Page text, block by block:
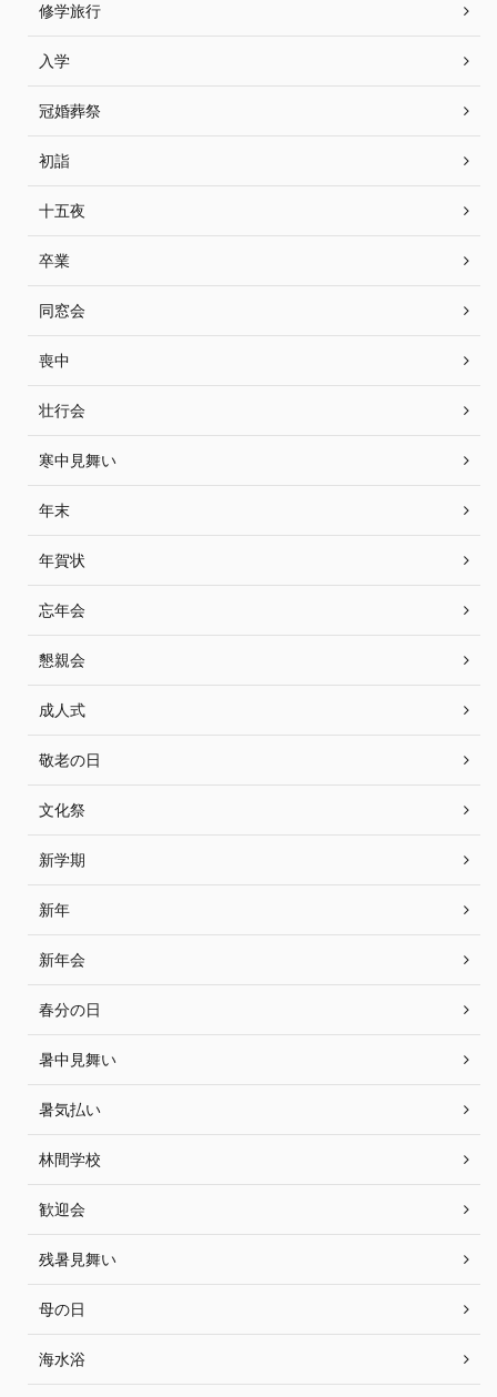
修学旅行
入学
冠婚葬祭
初詣
十五夜
卒業
同窓会
喪中
壮行会
寒中見舞い
年末
年賀状
忘年会
懇親会
成人式
敬老の日
文化祭
新学期
新年
新年会
春分の日
暑中見舞い
暑気払い
林間学校
歓迎会
残暑見舞い
母の日
海水浴